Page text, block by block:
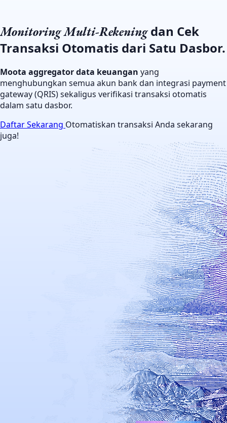
Monitoring Multi-Rekeningdan Cek
Transaksi Otomatis dari Satu Dasbor.
Moota aggregator data keuangan yang
menghubungkan semua akun bank dan integrasi payment
gateway (QRIS) sekaligus verifikasi transaksi otomatis
dalam satu dasbor.
Daftar Sekarang Otomatiskan transaksi Anda sekarang
juga!